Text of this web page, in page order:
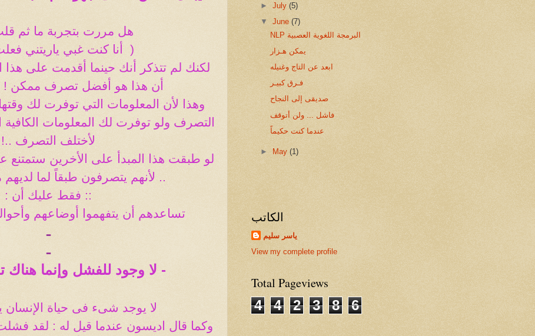
هل مررت بتجربة ما ثم
(
أنا كنت غبي ياريتني
لكنك لم تتذكر أنك حينما أقدمت على هذا
أن هذا هو أفضل تصرف ممكن !
وهذا لأن المعلومات التي توفرت لك
التصرف ولو توفرت لك المعلومات
لأختلف التصرف ..!
لو طبقت هذا المبدأ على الأخرين ستمتنع
.. لأنهم يتصرفون طبقاً لما
:: فقط عليك أن :
تساعدهم أن يتفهموا أوضاعهم
ـ
ـ
- لا وجود للفشل وإنما هناك
لا يوجد شىء فى حياة
►July(5)
▼June(7)
NLP البرمجة اللغوية العصبية
يمكن هـزار
ابعد عن التاج وغنيله
فـرق كبيـر
صديقى إلى النجاح
فاشل ... ولن أتوقف
عندما كنت حكيماً
► May(1)
الكاتب
ياسر سليم
View my complete profile
Total Pageviews
4
4 2 3 8 6